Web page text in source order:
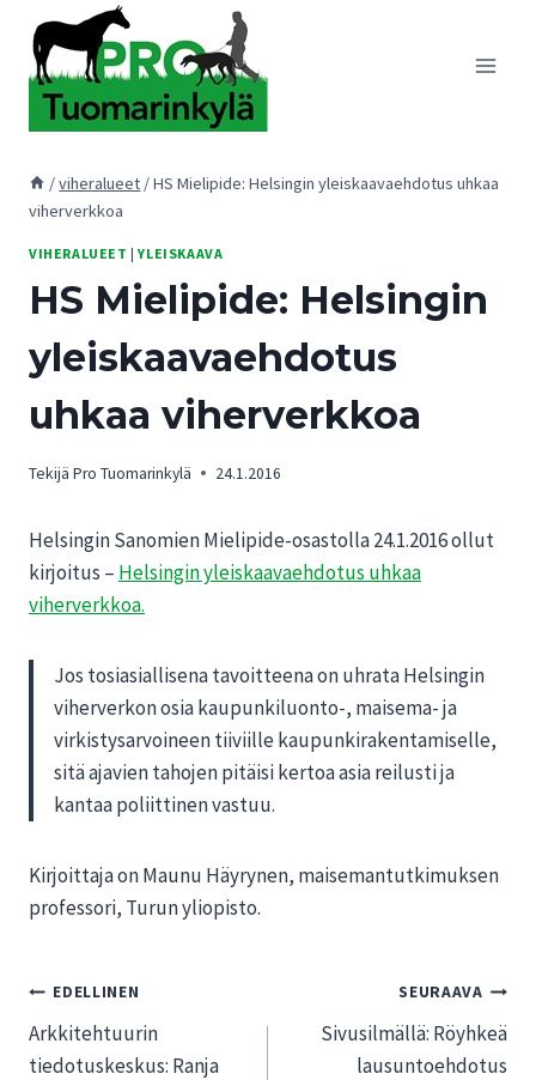
sisältöön
/viheralueet /HS Mielipide: Helsingin yleiskaavaehdotus uhkaa
viherverkkoa
VIHERALUEET |YLEISKAAVA
HS Mielipide: Helsingin
yleiskaavaehdotus
uhkaa viherverkkoa
Tekijä Pro Tuomarinkylä 24.1.2016
Helsingin Sanomien Mielipide-osastolla 24.1.2016 ollut
kirjoitus – Helsingin yleiskaavaehdotus uhkaa
viherverkkoa.
Jos tosiasiallisena tavoitteena on uhrata Helsingin
viherverkon osia kaupunkiluonto-, maisema- ja
virkistysarvoineen tiiviille kaupunkirakentamiselle,
sitä ajavien tahojen pitäisi kertoa asia reilusti ja
kantaa poliittinen vastuu.
Kirjoittaja on Maunu Häyrynen, maisemantutkimuksen
professori, Turun yliopisto.
Artikkelien
selaus
EDELLINEN
Arkkitehtuurin
tiedotuskeskus: Ranja
SEURAAVA
Sivusilmällä: Röyhkeä
lausuntoehdotus